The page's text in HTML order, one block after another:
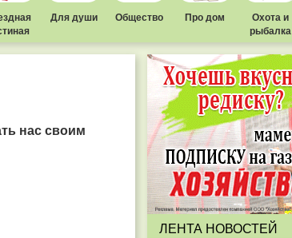
Для души Общество Про дом
Охота и
рыбалка
нас своим
ЛЕНТА НОВОСТЕЙ